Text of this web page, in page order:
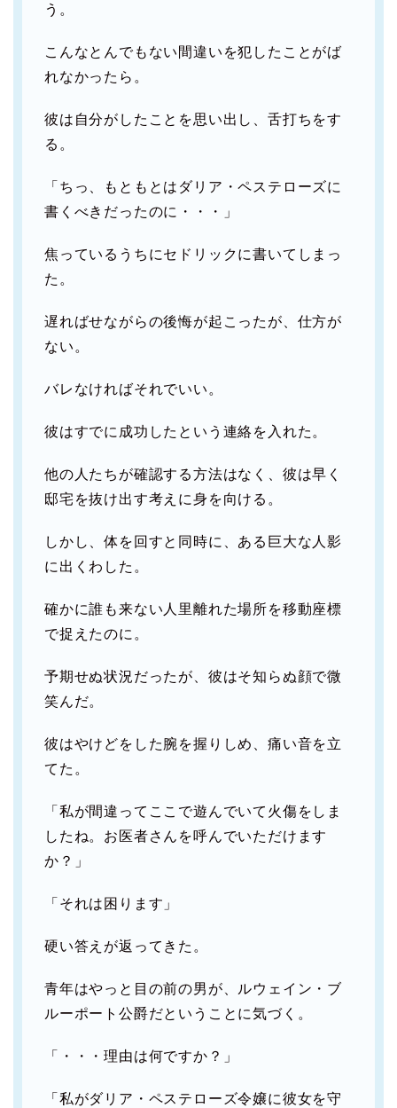
う。
こんなとんでもない間違いを犯したことがば
れなかったら。
彼は自分がしたことを思い出し、舌打ちをす
る。
「ちっ、もともとはダリア・ペステローズに
書くべきだったのに・・・」
焦っているうちにセドリックに書いてしまっ
た。
遅ればせながらの後悔が起こったが、仕方が
ない。
バレなければそれでいい。
彼はすでに成功したという連絡を入れた。
他の人たちが確認する方法はなく、彼は早く
邸宅を抜け出す考えに身を向ける。
しかし、体を回すと同時に、ある巨大な人影
に出くわした。
確かに誰も来ない人里離れた場所を移動座標
で捉えたのに。
予期せぬ状況だったが、彼はそ知らぬ顔で微
笑んだ。
彼はやけどをした腕を握りしめ、痛い音を立
てた。
「私が間違ってここで遊んでいて火傷をしま
したね。お医者さんを呼んでいただけます
か？」
「それは困ります」
硬い答えが返ってきた。
青年はやっと目の前の男が、ルウェイン・ブ
ルーポート公爵だということに気づく。
「・・・理由は何ですか？」
「私がダリア・ペステローズ令嬢に彼女を守